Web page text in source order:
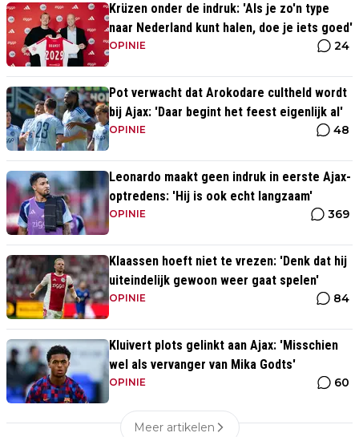
Krüzen onder de indruk: 'Als je zo'n type
naar Nederland kunt halen, doe je iets goed'
OPINIE 24
Pot verwacht dat Arokodare cultheld wordt
bij Ajax: 'Daar begint het feest eigenlijk al'
OPINIE 48
Leonardo maakt geen indruk in eerste Ajax-
optredens: 'Hij is ook echt langzaam'
OPINIE 369
Klaassen hoeft niet te vrezen: 'Denk dat hij
uiteindelijk gewoon weer gaat spelen'
OPINIE 84
Kluivert plots gelinkt aan Ajax: 'Misschien
wel als vervanger van Mika Godts'
OPINIE 60
Meer artikelen